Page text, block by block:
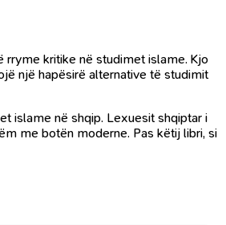
kritike në studimet islame. Kjo
një hapësirë alternative të studimit
islame në shqip. Lexuesit shqiptar i
me botën moderne. Pas këtij libri, si